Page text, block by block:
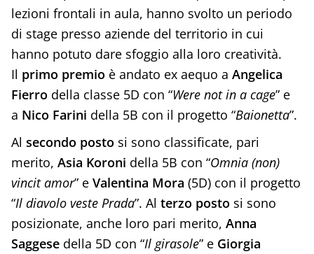
lezioni frontali in aula, hanno svolto un periodo
di stage presso aziende del territorio in cui
hanno potuto dare sfoggio alla loro creatività.
Il primo premio è andato ex aequo a Angelica
Fierro della classe 5D con “Were not in a cage” e
a Nico Farini della 5B con il progetto “Baionetta”.
Al secondo posto si sono classificate, pari
merito, Asia Koroni della 5B con “Omnia (non)
vincit amor” e Valentina Mora (5D) con il progetto
“Il diavolo veste Prada”. Al terzo posto si sono
posizionate, anche loro pari merito, Anna
Saggese della 5D con “Il girasole” e Giorgia